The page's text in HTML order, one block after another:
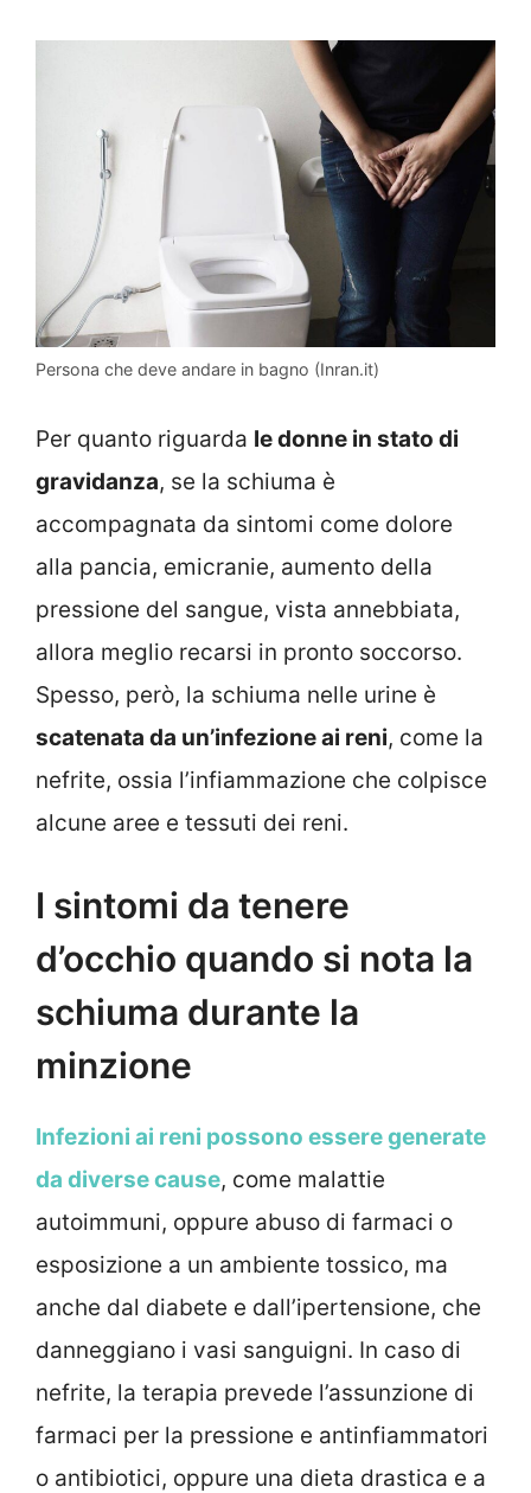
Persona che deve andare in bagno (Inran.it)
Per quanto riguarda le donne in stato di
gravidanza, se la schiuma è
accompagnata da sintomi come dolore
alla pancia, emicranie, aumento della
pressione del sangue, vista annebbiata,
allora meglio recarsi in pronto soccorso.
Spesso, però, la schiuma nelle urine è
scatenata da un’infezione ai reni, come la
nefrite, ossia l’infiammazione che colpisce
alcune aree e tessuti dei reni.
I sintomi da tenere
d’occhio quando si nota la
schiuma durante la
minzione
Infezioni ai reni possono essere generate
da diverse cause, come malattie
autoimmuni, oppure abuso di farmaci o
esposizione a un ambiente tossico, ma
anche dal diabete e dall’ipertensione, che
danneggiano i vasi sanguigni. In caso di
nefrite, la terapia prevede l’assunzione di
farmaci per la pressione e antinfiammatori
o antibiotici, oppure una dieta drastica e a